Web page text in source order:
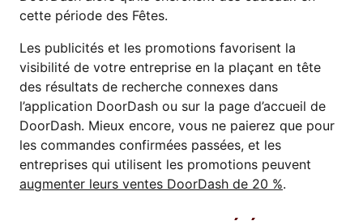
cette période des Fêtes.
Les publicités et les promotions favorisent la
visibilité de votre entreprise en la plaçant en tête
des résultats de recherche connexes dans
l’application DoorDash ou sur la page d’accueil de
DoorDash. Mieux encore, vous ne paierez que pour
les commandes confirmées passées, et les
entreprises qui utilisent les promotions peuvent
augmenter leurs ventes DoorDash de 20 %.